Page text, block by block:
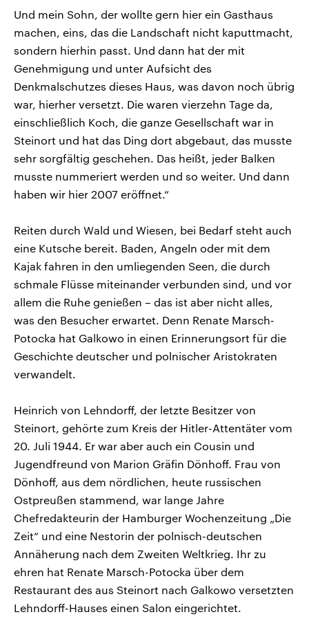
Und mein Sohn, der wollte gern hier ein Gasthaus
machen, eins, das die Landschaft nicht kaputtmacht,
sondern hierhin passt. Und dann hat der mit
Genehmigung und unter Aufsicht des
Denkmalschutzes dieses Haus, was davon noch übrig
war, hierher versetzt. Die waren vierzehn Tage da,
einschließlich Koch, die ganze Gesellschaft war in
Steinort und hat das Ding dort abgebaut, das musste
sehr sorgfältig geschehen. Das heißt, jeder Balken
musste nummeriert werden und so weiter. Und dann
haben wir hier 2007 eröffnet.“
Reiten durch Wald und Wiesen, bei Bedarf steht auch
eine Kutsche bereit. Baden, Angeln oder mit dem
Kajak fahren in den umliegenden Seen, die durch
schmale Flüsse miteinander verbunden sind, und vor
allem die Ruhe genießen – das ist aber nicht alles,
was den Besucher erwartet. Denn Renate Marsch-
Potocka hat Galkowo in einen Erinnerungsort für die
Geschichte deutscher und polnischer Aristokraten
verwandelt.
Heinrich von Lehndorff, der letzte Besitzer von
Steinort, gehörte zum Kreis der Hitler-Attentäter vom
20. Juli 1944. Er war aber auch ein Cousin und
Jugendfreund von Marion Gräfin Dönhoff. Frau von
Dönhoff, aus dem nördlichen, heute russischen
Ostpreußen stammend, war lange Jahre
Chefredakteurin der Hamburger Wochenzeitung „Die
Zeit“ und eine Nestorin der polnisch-deutschen
Annäherung nach dem Zweiten Weltkrieg. Ihr zu
ehren hat Renate Marsch-Potocka über dem
Restaurant des aus Steinort nach Galkowo versetzten
Lehndorff-Hauses einen Salon eingerichtet.